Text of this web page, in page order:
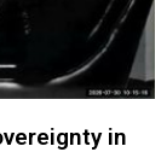
in